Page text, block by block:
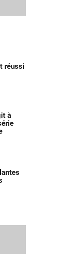
réussi
à